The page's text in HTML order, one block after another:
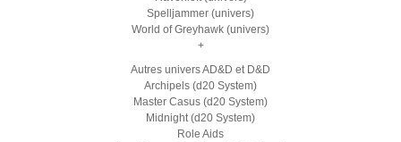
Spelljammer (univers)
World of Greyhawk (univers)
+
Autres univers AD&D et D&D
Archipels (d20 System)
Master Casus (d20 System)
Midnight (d20 System)
Role Aids